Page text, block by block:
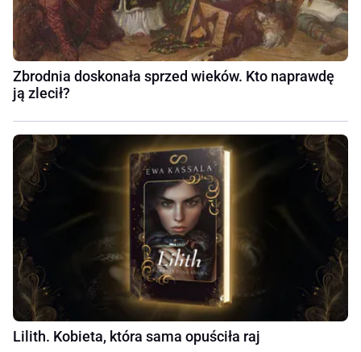
Zbrodnia doskonała sprzed wieków. Kto naprawdę
ją zlecił?
Lilith. Kobieta, która sama opuściła raj